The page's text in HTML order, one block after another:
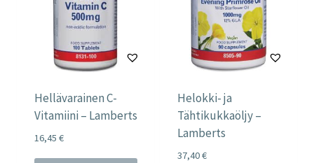
Hellävarainen C-
Vitamiini – Lamberts
16,45 €
Helokki- ja
Tähtikukkaöljy –
Lamberts
37,40€